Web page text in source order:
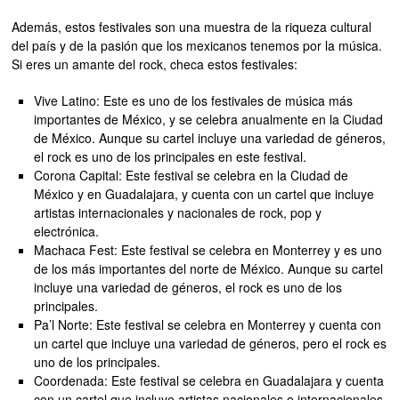
Además, estos festivales son una muestra de la riqueza cultural
del país y de la pasión que los mexicanos tenemos por la música.
Si eres un amante del rock, checa estos festivales:
Vive Latino: Este es uno de los festivales de música más
importantes de México, y se celebra anualmente en la Ciudad
de México. Aunque su cartel incluye una variedad de géneros,
el rock es uno de los principales en este festival.
Corona Capital: Este festival se celebra en la Ciudad de
México y en Guadalajara, y cuenta con un cartel que incluye
artistas internacionales y nacionales de rock, pop y
electrónica.
Machaca Fest: Este festival se celebra en Monterrey y es uno
de los más importantes del norte de México. Aunque su cartel
incluye una variedad de géneros, el rock es uno de los
principales.
Pa’l Norte: Este festival se celebra en Monterrey y cuenta con
un cartel que incluye una variedad de géneros, pero el rock es
uno de los principales.
Coordenada: Este festival se celebra en Guadalajara y cuenta